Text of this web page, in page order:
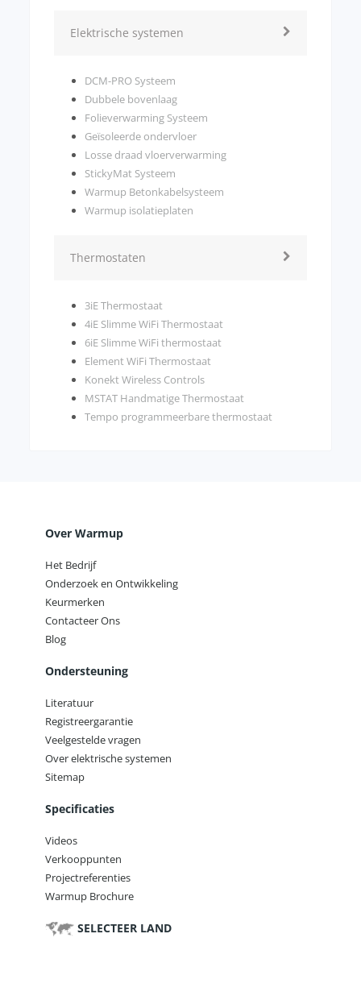
Elektrische systemen
DCM-PRO Systeem
Dubbele bovenlaag
Folieverwarming Systeem
Geïsoleerde ondervloer
Losse draad vloerverwarming
StickyMat Systeem
Warmup Betonkabelsysteem
Warmup isolatieplaten
Thermostaten
3iE Thermostaat
4iE Slimme WiFi Thermostaat
6iE Slimme WiFi thermostaat
Element WiFi Thermostaat
Konekt Wireless Controls
MSTAT Handmatige Thermostaat
Tempo programmeerbare thermostaat
Over Warmup
Het Bedrijf
Onderzoek en Ontwikkeling
Keurmerken
Contacteer Ons
Blog
Ondersteuning
Literatuur
Registreergarantie
Veelgestelde vragen
Over elektrische systemen
Sitemap
Specificaties
Videos
Verkooppunten
Projectreferenties
Warmup Brochure
SELECTEER LAND